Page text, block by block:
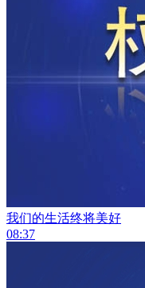
我们的生活终将美好
08:37